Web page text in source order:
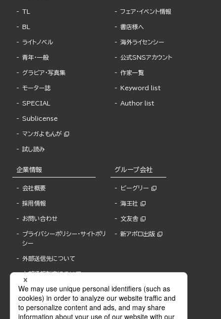
TL
BL
ライトノベル
青年・一般
グラビア・写真集
モーター誌
SPECIAL
Sublicense
マンガよもんが
試し読み
フェア・イベント情報
書店様へ
海外ライセンシー
公式SNSアカウント
作家一覧
Keyword list
Author list
企業情報
会社概要
採用情報
お問い合わせ
プライバシーポリシー・サイトポリ
シー
外部送信先について
内部通報制度について
グループ会社
ビーグリー
海王社
文友舎
新アポロ出版